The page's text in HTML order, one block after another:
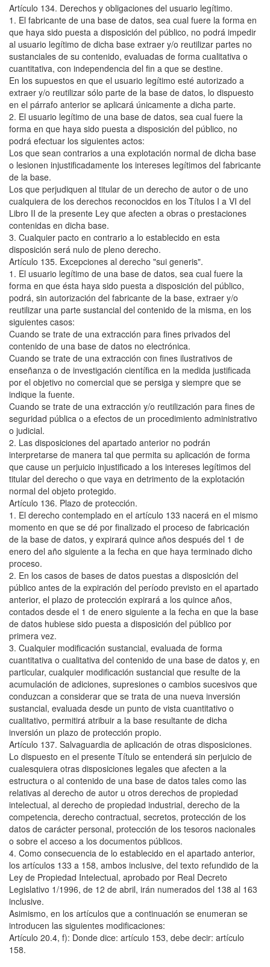
Artículo 134. Derechos y obligaciones del usuario legítimo.
1. El fabricante de una base de datos, sea cual fuere la forma en
que haya sido puesta a disposición del público, no podrá impedir
al usuario legítimo de dicha base extraer y/o reutilizar partes no
sustanciales de su contenido, evaluadas de forma cualitativa o
cuantitativa, con independencia del fin a que se destine.
En los supuestos en que el usuario legítimo esté autorizado a
extraer y/o reutilizar sólo parte de la base de datos, lo dispuesto
en el párrafo anterior se aplicará únicamente a dicha parte.
2. El usuario legítimo de una base de datos, sea cual fuere la
forma en que haya sido puesta a disposición del público, no
podrá efectuar los siguientes actos:
Los que sean contrarios a una explotación normal de dicha base
o lesionen injustificadamente los intereses legítimos del fabricante
de la base.
Los que perjudiquen al titular de un derecho de autor o de uno
cualquiera de los derechos reconocidos en los Títulos I a VI del
Libro II de la presente Ley que afecten a obras o prestaciones
contenidas en dicha base.
3. Cualquier pacto en contrario a lo establecido en esta
disposición será nulo de pleno derecho.
Artículo 135. Excepciones al derecho "sui generis".
1. El usuario legítimo de una base de datos, sea cual fuere la
forma en que ésta haya sido puesta a disposición del público,
podrá, sin autorización del fabricante de la base, extraer y/o
reutilizar una parte sustancial del contenido de la misma, en los
siguientes casos:
Cuando se trate de una extracción para fines privados del
contenido de una base de datos no electrónica.
Cuando se trate de una extracción con fines ilustrativos de
enseñanza o de investigación científica en la medida justificada
por el objetivo no comercial que se persiga y siempre que se
indique la fuente.
Cuando se trate de una extracción y/o reutilización para fines de
seguridad pública o a efectos de un procedimiento administrativo
o judicial.
2. Las disposiciones del apartado anterior no podrán
interpretarse de manera tal que permita su aplicación de forma
que cause un perjuicio injustificado a los intereses legítimos del
titular del derecho o que vaya en detrimento de la explotación
normal del objeto protegido.
Artículo 136. Plazo de protección.
1. El derecho contemplado en el artículo 133 nacerá en el mismo
momento en que se dé por finalizado el proceso de fabricación
de la base de datos, y expirará quince años después del 1 de
enero del año siguiente a la fecha en que haya terminado dicho
proceso.
2. En los casos de bases de datos puestas a disposición del
público antes de la expiración del período previsto en el apartado
anterior, el plazo de protección expirará a los quince años,
contados desde el 1 de enero siguiente a la fecha en que la base
de datos hubiese sido puesta a disposición del público por
primera vez.
3. Cualquier modificación sustancial, evaluada de forma
cuantitativa o cualitativa del contenido de una base de datos y, en
particular, cualquier modificación sustancial que resulte de la
acumulación de adiciones, supresiones o cambios sucesivos que
conduzcan a considerar que se trata de una nueva inversión
sustancial, evaluada desde un punto de vista cuantitativo o
cualitativo, permitirá atribuir a la base resultante de dicha
inversión un plazo de protección propio.
Artículo 137. Salvaguardia de aplicación de otras disposiciones.
Lo dispuesto en el presente Título se entenderá sin perjuicio de
cualesquiera otras disposiciones legales que afecten a la
estructura o al contenido de una base de datos tales como las
relativas al derecho de autor u otros derechos de propiedad
intelectual, al derecho de propiedad industrial, derecho de la
competencia, derecho contractual, secretos, protección de los
datos de carácter personal, protección de los tesoros nacionales
o sobre el acceso a los documentos públicos.
4. Como consecuencia de lo establecido en el apartado anterior,
los artículos 133 a 158, ambos inclusive, del texto refundido de la
Ley de Propiedad Intelectual, aprobado por Real Decreto
Legislativo 1/1996, de 12 de abril, irán numerados del 138 al 163
inclusive.
Asimismo, en los artículos que a continuación se enumeran se
introducen las siguientes modificaciones:
Artículo 20.4, f): Donde dice: artículo 153, debe decir: artículo
158.